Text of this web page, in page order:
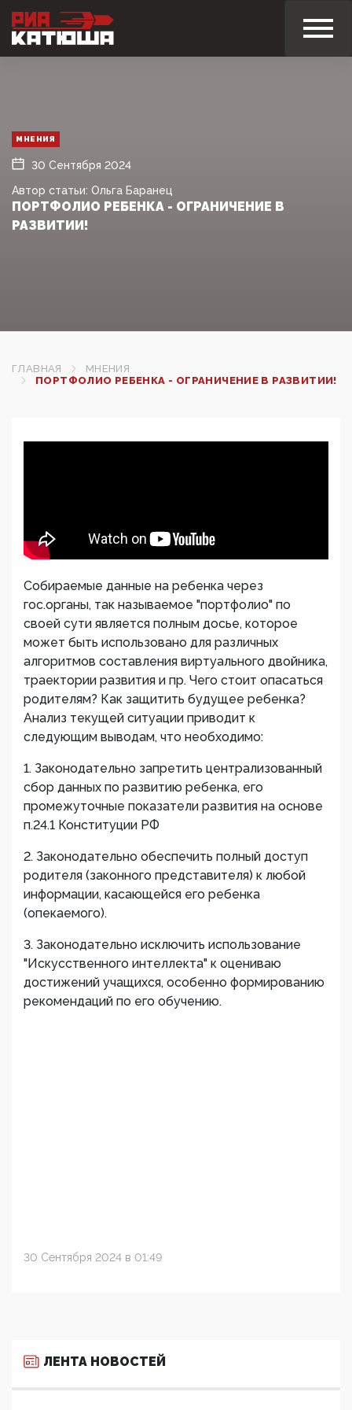
МНЕНИЯ
30 Сентября 2024
Автор статьи: Ольга Баранец
ПОРТФОЛИО РЕБЕНКА - ОГРАНИЧЕНИЕ В
РАЗВИТИИ!
ГЛАВНАЯ
МНЕНИЯ
ПОРТФОЛИО РЕБЕНКА - ОГРАНИЧЕНИЕ В РАЗВИТИИ!
Собираемые данные на ребенка через
гос.органы, так называемое "портфолио" по
своей сути является полным досье, которое
может быть использовано для различных
алгоритмов составления виртуального двойника,
траектории развития и пр. Чего стоит опасаться
родителям? Как защитить будущее ребенка?
Анализ текущей ситуации приводит к
следующим выводам, что необходимо:
1. Законодательно запретить централизованный
сбор данных по развитию ребенка, его
промежуточные показатели развития на основе
п.24.1 Конституции РФ
2. Законодательно обеспечить полный доступ
родителя (законного представителя) к любой
информации, касающейся его ребенка
(опекаемого).
3. Законодательно исключить использование
"Искусственного интеллекта" к оцениваю
достижений учащихся, особенно формированию
рекомендаций по его обучению.
30 Сентября 2024 в 01:49
ЛЕНТА НОВОСТЕЙ